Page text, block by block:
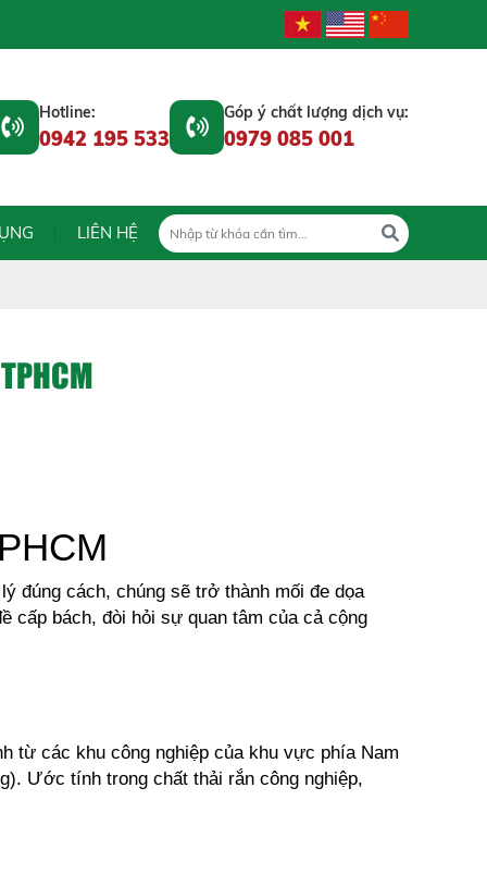
Hotline:
0942 195 533
Góp ý chất lượng dịch vụ:
0979 085 001
LIÊN HỆ
đúng cách, chúng sẽ trở thành mối đe dọa
cấp bách, đòi hỏi sự quan tâm của cả cộng
từ các khu công nghiệp của khu vực phía Nam
Ước tính trong chất thải rắn công nghiệp,